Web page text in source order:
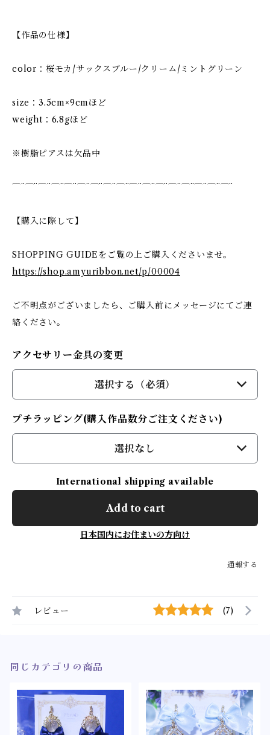
【作品の仕様】
color：桜モカ/サックスブルー/クリーム/ミントグリーン
size：3.5cm×9cmほど
weight：6.8gほど
※樹脂ピアスは欠品中
⌒¨⌒¨⌒¨⌒¨⌒¨⌒¨⌒¨⌒¨⌒¨⌒¨⌒¨⌒¨⌒¨⌒¨⌒¨⌒¨⌒¨
【購入に際して】
SHOPPING GUIDEをご覧の上ご購入くださいませ。
https://shop.amyuribbon.net/p/00004
ご不明点がございましたら、ご購入前にメッセージにてご連
絡ください。
アクセサリー金具の変更
選択する（必須）
プチラッピング(購入作品数分ご注文ください)
選択なし
International shipping available
Add to cart
日本国内にお住まいの方向け
通報する
レビュー (7)
同じカテゴリの商品